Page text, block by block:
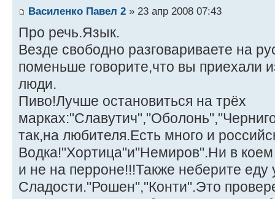
Василенко Павел 2 » 23 апр 2008 07:43
Про речь.Язык.
Везде свободно разговариваете на
поменьше говорите,что вы приехали
люди.
Пиво!Лучше остановиться на трёх
так,на любителя.Есть много и
Водка!"Хортица"и"Немиров".Ни в
и не на перроне!!!Также неберите еду
Сладости."Рошен","Конти".Это